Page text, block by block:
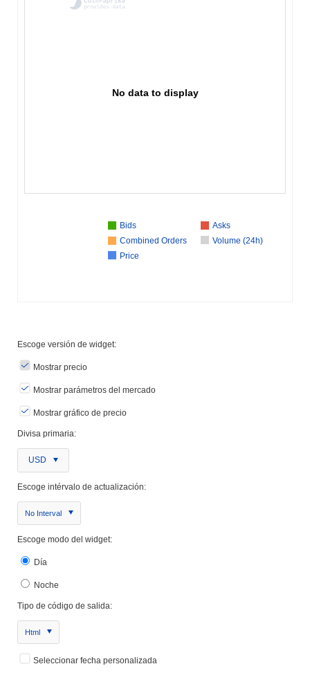
No data to display
Bids
Asks
Combined Orders
Volume (24h)
Price
Escoge versión de widget:
Mostrar precio
Mostrar parámetros del mercado
Mostrar gráfico de precio
Divisa primaria:
USD
Escoge intérvalo de actualización:
No Interval
Escoge modo del widget:
Día
Noche
Tipo de código de salida:
Html
Seleccionar fecha personalizada